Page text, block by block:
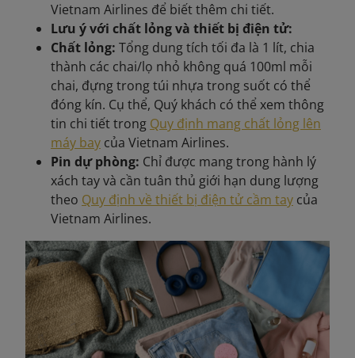
Vietnam Airlines để biết thêm chi tiết.
Lưu ý với chất lỏng và thiết bị điện tử:
Chất lỏng: Tổng dung tích tối đa là 1 lít, chia
thành các chai/lọ nhỏ không quá 100ml mỗi
chai, đựng trong túi nhựa trong suốt có thể
đóng kín. Cụ thể, Quý khách có thể xem thông
tin chi tiết trong Quy định mang chất lỏng lên
máy bay của Vietnam Airlines.
Pin dự phòng: Chỉ được mang trong hành lý
xách tay và cần tuân thủ giới hạn dung lượng
theo Quy định về thiết bị điện tử cầm tay của
Vietnam Airlines.